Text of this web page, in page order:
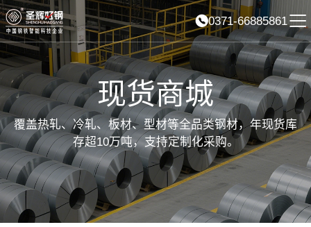
0371-66885861
现货商城
覆盖热轧、冷轧、板材、型材等全品类钢材，年现货库
存超10万吨，支持定制化采购。